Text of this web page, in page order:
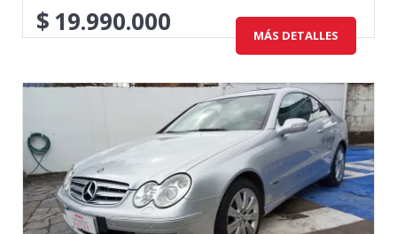
$ 19.990.000 MÁS DETALLES